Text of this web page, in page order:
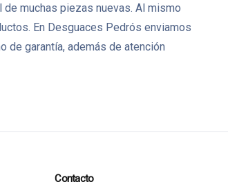
muchas piezas nuevas. Al mismo
En Desguaces Pedrós enviamos
de garantía, además de atención
Contacto